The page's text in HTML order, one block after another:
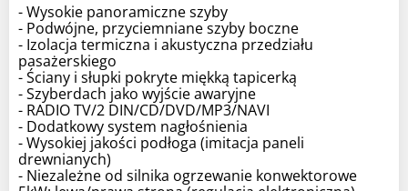
- Wysokie panoramiczne szyby
- Podwójne, przyciemniane szyby boczne
- Izolacja termiczna i akustyczna przedziału
pasażerskiego
- Ściany i słupki pokryte miękką tapicerką
- Szyberdach jako wyjście awaryjne
- RADIO TV/2 DIN/CD/DVD/MP3/NAVI
- Dodatkowy system nagłośnienia
- Wysokiej jakości podłoga (imitacja paneli
drewnianych)
- Niezależne od silnika ogrzewanie konwektorowe